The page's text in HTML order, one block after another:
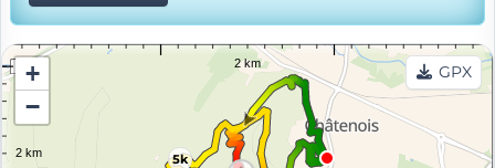
5k
+
−
GPX